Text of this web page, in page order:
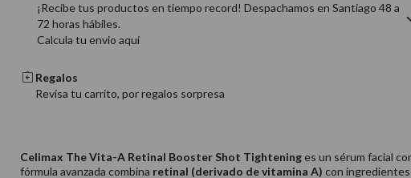
¡Recibe tus productos en tiempo record! Despachamos en Santiago 48 a
72 horas hábiles.
Calcula tu envio aquí
Regalos
Revisa tu carrito, por regalos sorpresa
Celimax The Vita-A Retinal Booster Shot Tighteninges un sérum facial
fórmula avanzada combina retinal (derivado de vitamina A) con